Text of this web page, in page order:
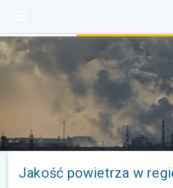
Jakość powietrza w